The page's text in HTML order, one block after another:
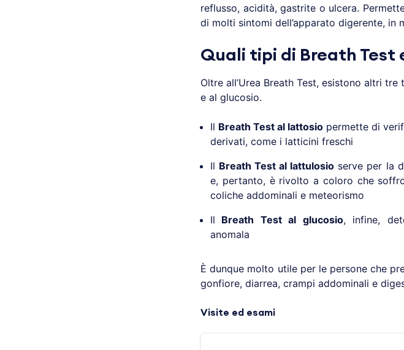
reflusso, acidità, gastrite o ulcera.
di molti sintomi dell’apparato digerente, in
Quali tipi di Breath Test
Oltre all’Urea Breath Test, esistono altri
e al glucosio.
Il Breath Test al lattosio permette di
derivati, come i latticini freschi
Il Breath Test al lattulosio serve per la
e, pertanto, è rivolto a coloro che
coliche addominali e meteorismo
Il Breath Test al glucosio, infine,
anomala
È dunque molto utile per le persone che
gonfiore, diarrea, crampi addominali e
Visite ed esami